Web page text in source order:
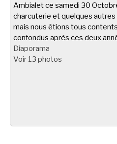
Ambialet ce samedi 30
charcuterie et quelques
mais nous étions tous
confondus après ces deux
Diaporama
Voir 13 photos